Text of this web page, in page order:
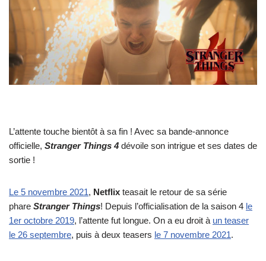
L’attente touche bientôt à sa fin ! Avec sa bande-annonce
officielle, Stranger Things 4 dévoile son intrigue et ses dates de
sortie !
Le 5 novembre 2021, Netflix teasait le retour de sa série
phare Stranger Things! Depuis l’officialisation de la saison 4 le
1er octobre 2019, l’attente fut longue. On a eu droit à un teaser
le 26 septembre, puis à deux teasers le 7 novembre 2021.